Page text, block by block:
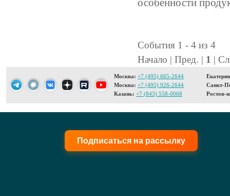
особенности
События 1 - 4 из 4
Начало | Пред. | 1 |
Москва: +7 (495) 665-2644
Москва: +7 (495) 926-2644
Казань: +7 (843) 558-0068
Санкт-
Ростов-
Подписаться на рассылку